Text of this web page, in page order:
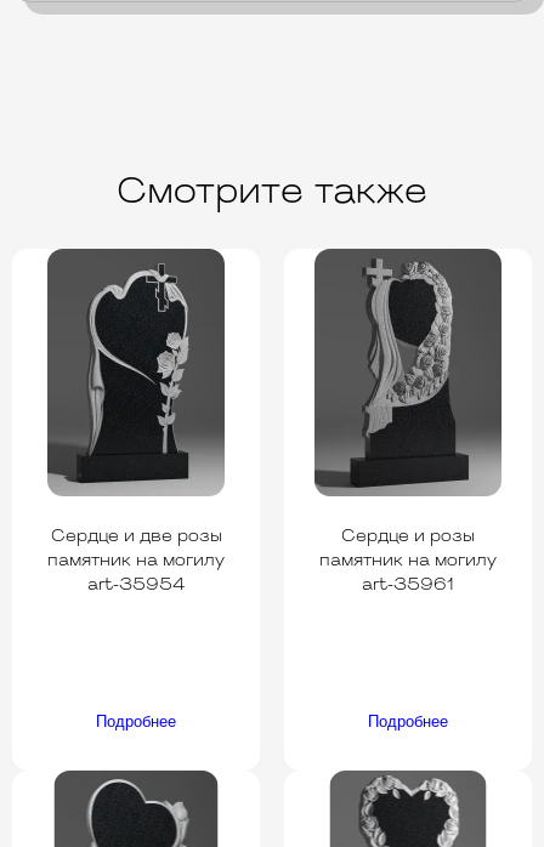
Смотрите также
Сердце и две розы
памятник на могилу
art-35954
Подробнее
Сердце и розы
памятник на могилу
art-35961
Подробнее